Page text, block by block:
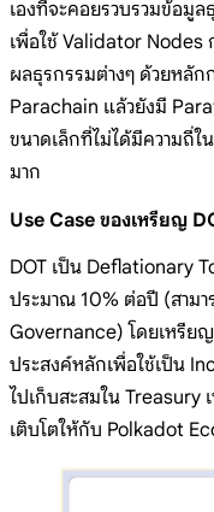
เองที่จะคอยรวบรวมข้อมู
เพื่อใช้ Validator Nodes
ผลธุรกรรมต่างๆ ด้วยหลั
Parachain แล้วยังมี
ขนาดเล็กที่ไม่ได้มีความถี่
มาก
Use Case ของเหรียญ
DOT เป็น Deflationary
ประมาณ 10% ต่อปี (สาม
Governance) โดยเหรีย
ประสงค์หลักเพื่อใช้เป็น
ไปเก็บสะสมใน Treasury
เติบโตให้กับ Polkadot